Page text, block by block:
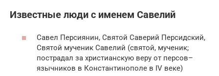
Известные люди с именем Савелий
Савел Персиянин, Святой Саверий Персидский,
Святой мученик Савелий (святой, мученик;
пострадал за христианскую веру от персов–
язычников в Константинополе в IV веке)